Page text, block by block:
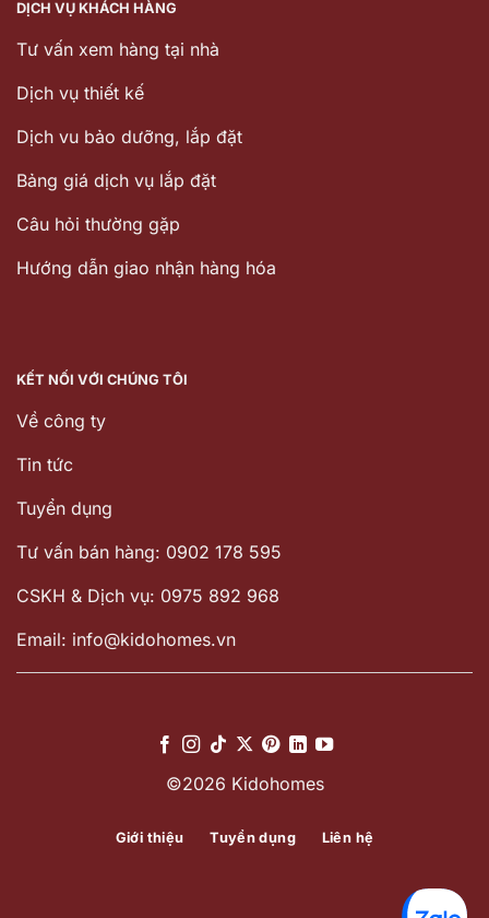
DỊCH VỤ KHÁCH HÀNG
Tư vấn xem hàng tại nhà
Dịch vụ thiết kế
Dịch vu bảo dưỡng, lắp đặt
Bảng giá dịch vụ lắp đặt
Câu hỏi thường gặp
Hướng dẫn giao nhận hàng hóa
KẾT NỐI VỚI CHÚNG TÔI
Về công ty
Tin tức
Tuyển dụng
Tư vấn bán hàng: 0902 178 595
CSKH & Dịch vụ: 0975 892 968
Email: info@kidohomes.vn
©2026 Kidohomes
Giới thiệu Tuyển dụng Liên hệ